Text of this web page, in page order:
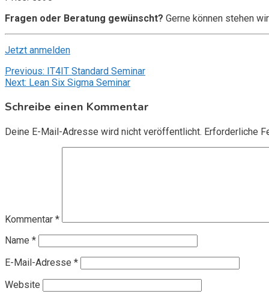
Fragen oder Beratung gewünscht? Gerne können stehen
Jetzt anmelden
Beitragsnavigation
Previous: IT4IT Standard Seminar
Next: Lean Six Sigma Seminar
Schreibe einen Kommentar
Deine E-Mail-Adresse wird nicht veröffentlicht. Erforderliche
Kommentar *
Name *
E-Mail-Adresse *
Website